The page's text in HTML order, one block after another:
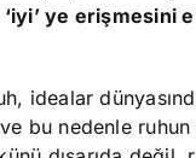
ye erişmesini
idealar
bu nedenle